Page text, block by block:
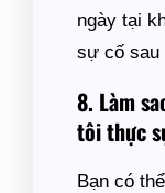
ngày tại
sự cố sau
8. Làm
tôi thực
Bạn có